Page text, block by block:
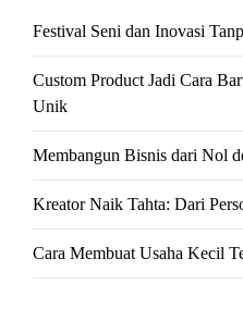
Festival Seni dan Inovasi
Custom Product Jadi Cara
Unik
Membangun Bisnis dari Nol
Kreator Naik Tahta: Dari
Cara Membuat Usaha Kecil